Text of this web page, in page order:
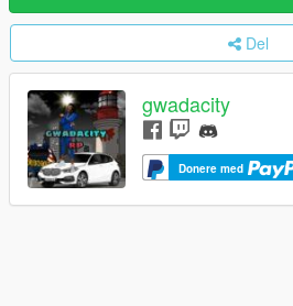
Del
gwadacity
Donere med